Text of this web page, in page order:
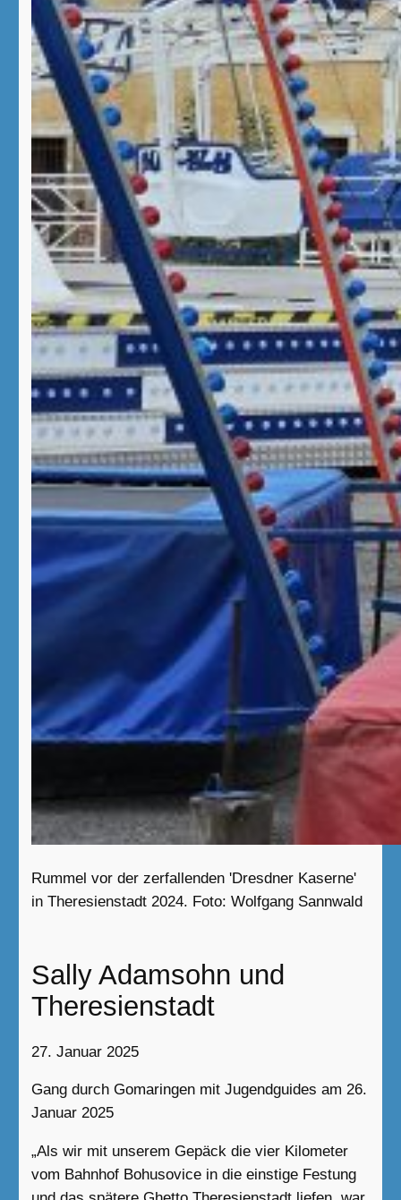
Rummel vor der zerfallenden 'Dresdner Kaserne'
in Theresienstadt 2024. Foto: Wolfgang Sannwald
Sally Adamsohn und
Theresienstadt
27. Januar 2025
Gang durch Gomaringen mit Jugendguides am 26.
Januar 2025
„Als wir mit unserem Gepäck die vier Kilometer
vom Bahnhof Bohusovice in die einstige Festung